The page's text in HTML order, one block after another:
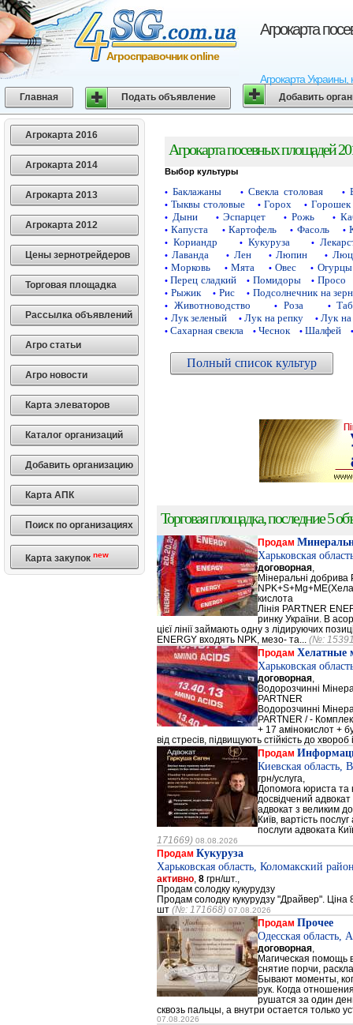
Агрокарта
Агрокарта
Агросправочник online
Главная Подать объявление Добавить
Агрокарта 2016
Агрокарта 2014
Агрокарта 2013
Агрокарта 2012
Цены зернотрейдеров
Торговая площадка
Рассылка объявлений
Агро статьи
Агро новости
Карта элеваторов
Каталог организаций
Добавить организацию
Карта АПК
Поиск по организациях
Карта закупок new
Агрокарта посевных площадей
Выбор культуры
• Баклажаны • Свекла столовая •
• Тыквы столовые • Горох • Горошек
• Дыни • Эспарцет • Рожь •
• Капуста • Картофель • Фасоль •
• Кориандр • Кукуруза •
• Лаванда • Лен • Люпин •
• Морковь • Мята • Овес • Огурцы
• Перец сладкий • Помидоры • Просо
• Рыжик • Рис • Подсолнечник на
• Животноводство • Роза •
• Лук зеленый • Лук на репку • Лук на
• Сахарная свекла • Чеснок • Шалфей •
Полный список культур
Торговая площадка, последние 5
Продам
Харьковская
договорная
Мінеральні добрива
кислота
Лінія PARTNER
ринку України. В
цієї лінії займають одну з лідируючих
ENERGY входять NPK, мезо- та... (№:
Продам Хелатные
Харьковская
договорная
Водорозчинні
PARTNER
Водорозчинні
PARTNER / -
+ 17 амінокислот +
від стресів, підвищують стійкість до хвороб
Продам
Киевская область,
грн/услуга,
Допомога юриста та
досвідчений
адвокат з великим
Київ, вартість
послуги адвоката
171669) 08.08.2026
Продам Кукуруза
Харьковская область, Коломакский
активно 8 грн/шт.,
Продам солодку кукурудзу
Продам солодку кукурудзу "Драйвер". Ціна
шт (№: 171668) 07.08.2026
Продам Прочее
Одесская область,
договорная
Магическая помощь
снятие порчи,
Бывают моменты,
рук. Когда
рушатся за один
сквозь пальцы, а внутри остается только
07.08.2026